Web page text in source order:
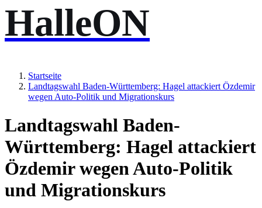
HalleON
Startseite
Landtagswahl Baden-Württemberg: Hagel attackiert Özdemir
wegen Auto-Politik und Migrationskurs
Landtagswahl Baden-
Württemberg: Hagel attackiert
Özdemir wegen Auto-Politik
und Migrationskurs